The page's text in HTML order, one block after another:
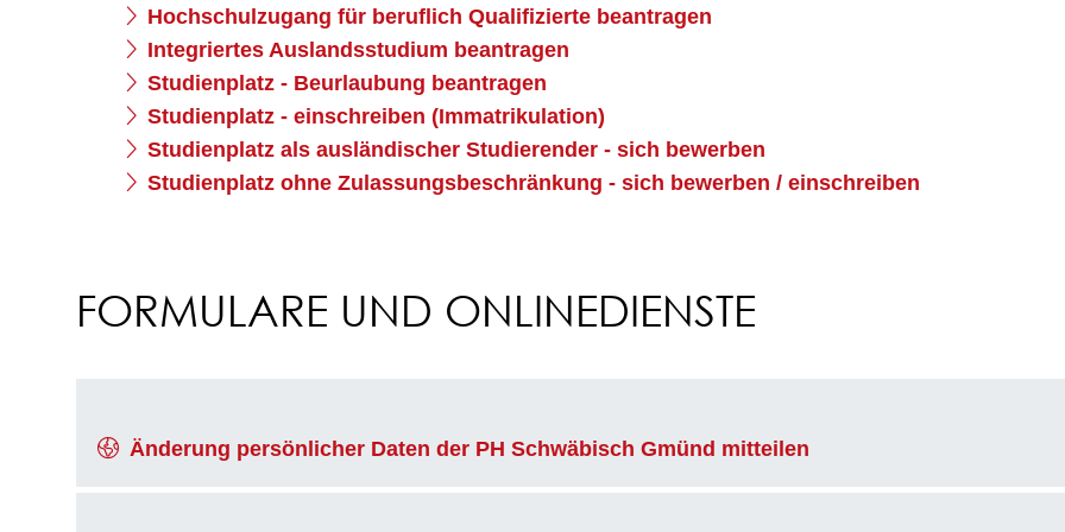
Hochschulzugang für beruflich Qualifizierte beantragen
Integriertes Auslandsstudium beantragen
Studienplatz - Beurlaubung beantragen
Studienplatz - einschreiben (Immatrikulation)
Studienplatz als ausländischer Studierender - sich bewerben
Studienplatz ohne Zulassungsbeschränkung - sich bewerben / einschreiben
FORMULARE UND ONLINEDIENSTE
Änderung persönlicher Daten der PH Schwäbisch Gmünd mitteilen